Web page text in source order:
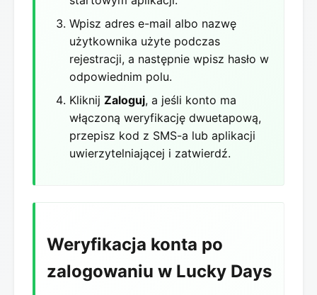
Wpisz adres e-mail albo nazwę
użytkownika użyte podczas
rejestracji, a następnie wpisz hasło w
odpowiednim polu.
KliknijZaloguj, a jeśli konto ma
włączoną weryfikację dwuetapową,
przepisz kod z SMS-a lub aplikacji
uwierzytelniającej i zatwierdź.
Weryfikacja konta po
zalogowaniu w Lucky Days